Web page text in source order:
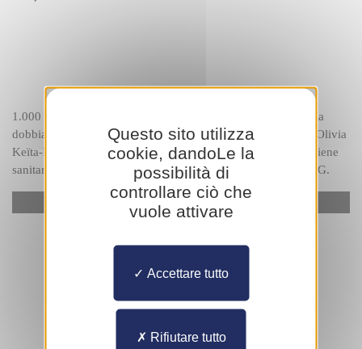
1.000 casi di vaiolo delle scimmie individuati in Francia: cosa
dobbiamo sapere su questa malattia? La parola alla Dott.ssa
Olivia
Keïta-Perse
, Caposervizio del Servizio di Epidemiologia e Igiene
sanitaria presso il Centro Ospedaliero Princesse Grace - CHPG.
YouTube è disattivato.
Questo sito utilizza
cookie, dandoLe la
possibilità di
controllare ciò che
vuole attivare
Accettare tutto
Rifiutare tutto